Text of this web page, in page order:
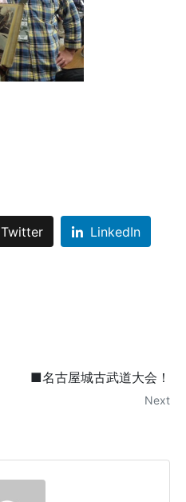
Twitter LinkedIn
■名古屋城古武道大会！
Next